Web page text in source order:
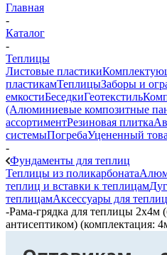
Главная
-
Каталог
-
Теплицы
Листовые пластики
пластикамТеплицыЗаборы и
емкостиБеседкиГеотекстиль
(Алюминиевые композитные
ассортиментРезиновая плитка
системыПогребаУцененный
-
Фундаменты для теплиц
Теплицы из поликарбоната
теплиц и вставки к теплицам
теплицамАксессуары для
-Рама-грядка для теплицы 2х4м
антисептиком)